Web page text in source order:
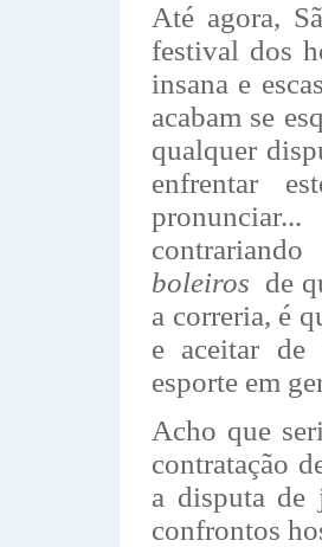
Até agora,
festival dos
insana e
acabam se
qualquer
enfrentar
boleiros de
a correria, é
e aceitar de
esporte em
Acho que
contratação
a disputa de
confrontos